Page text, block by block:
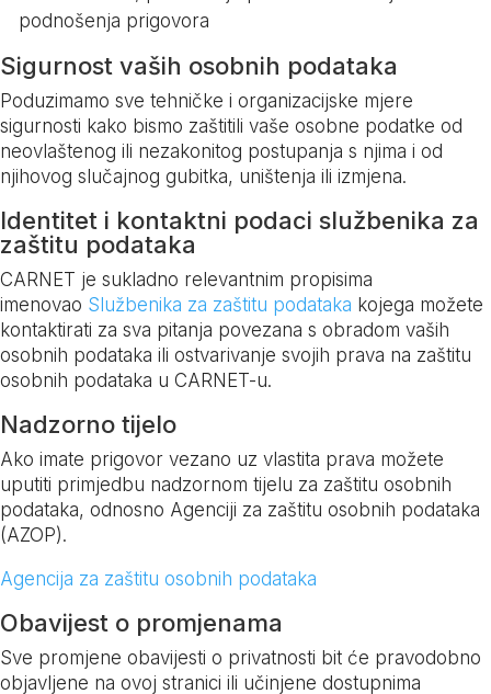
podnošenja prigovora
Sigurnost vaših osobnih podataka
Poduzimamo sve tehničke i organizacijske mjere
sigurnosti kako bismo zaštitili vaše osobne podatke od
neovlaštenog ili nezakonitog postupanja s njima i od
njihovog slučajnog gubitka, uništenja ili izmjena.
Identitet i kontaktni podaci službenika za
zaštitu podataka
CARNET je sukladno relevantnim propisima
imenovao Službenika za zaštitu podataka kojega možete
kontaktirati za sva pitanja povezana s obradom vaših
osobnih podataka ili ostvarivanje svojih prava na zaštitu
osobnih podataka u CARNET-u.
Nadzorno tijelo
Ako imate prigovor vezano uz vlastita prava možete
uputiti primjedbu nadzornom tijelu za zaštitu osobnih
podataka, odnosno Agenciji za zaštitu osobnih podataka
(AZOP).
Agencija za zaštitu osobnih podataka
Obavijest o promjenama
Sve promjene obavijesti o privatnosti bit će pravodobno
objavljene na ovoj stranici ili učinjene dostupnima